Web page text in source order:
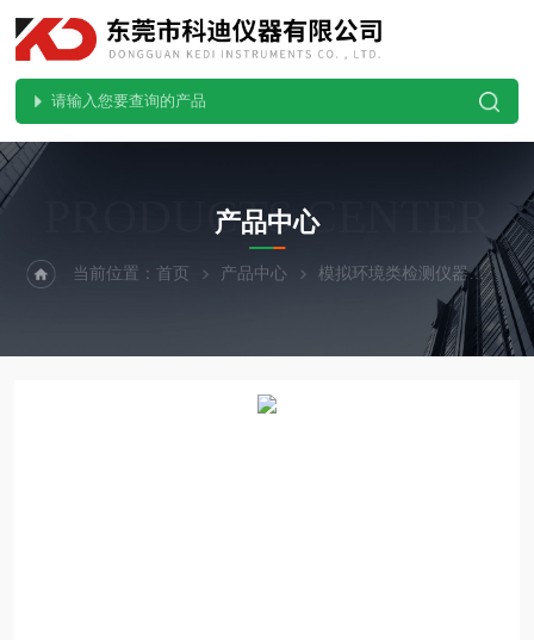
PRODUCTS CENTER
产品中心
当前位置：首页 产品中心 模拟环境类检测仪器 精